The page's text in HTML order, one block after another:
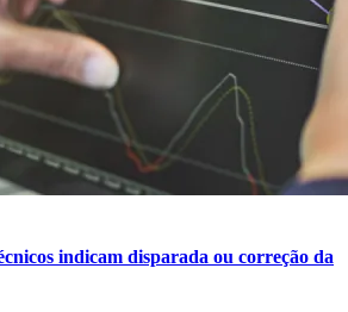
indicam disparada ou correção da